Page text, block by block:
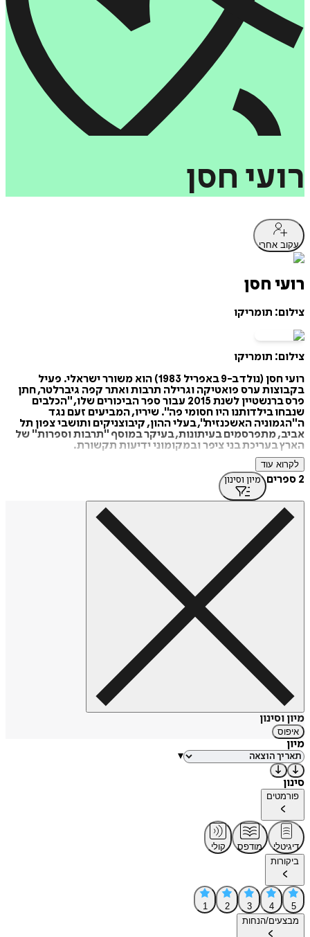
רועי חסן
עקוב אחרי
רועי חסן
צילום: תומריקו
צילום: תומריקו
רועי חסן (נולד ב-9 באפריל 1983) הוא משורר ישראלי. פעיל
בקבוצות ערס פואטיקה וגרילה תרבות ואתר קפה גיברלטר, חתן
פרס ברנשטיין לשנת 2015 עבור ספר הביכורים שלו, "הכלבים
שנבחו בילדותנו היו חסומי פה". שיריו, המביעים זעם נגד
ה"הגמוניה האשכנזית", בעלי ההון, קיבוצניקים ותושבי צפון תל
אביב, מתפרסמים בעיתונות, בעיקר במוסף "תרבות וספרות" של
הארץ בעריכת בני ציפר ובמקומוני ידיעות תקשורת.
את פעילותו הציבורית החל כבעל טור במקומוני ידיעות תקשורת
ובהשתתפות בלהקות פאנק רוק והיפ הופ. בין המקורות
המוזיקליים שהשפיעו עליו ציין את מוזיקת ההיפ-הופ של שכונות
העוני בארצות הברית, בפרט להקת וו טאנג קלאן, הנוטוריוס בי.
איי. ג'י. ומוס דף, ואת המוזיקה של ג'ון קולטריין ועופר לוי.
בנובמבר 2014 זכה להכרה עם פרסום שירו "מדינת אשכנז" במוסף
השני "זהב אריות". במאי 2015 זכה סיפור קצר פרי עטו בשם
"קולכצין" כסיפור מומלץ במסגרת תחרות הסיפור הקצר של
"הארץ". במאי 2017 החל לשדר יחד עם שלומי חתוכה תוכנית
תרבות שבועית ברשת כאן תרבות (רשת א') של תאגיד השידור
מקור: ויקיפדיה
https://tinyurl.com/s2dp6rv4
לקרוא עוד
2 ספרים מיון וסינון
מיון וסינון
איפוס
מיון
▾
סינון
פורמטים
דיגיטלי מודפס
קולי
ביקורות
5
4
3
2
1
מבצעים/הנחות